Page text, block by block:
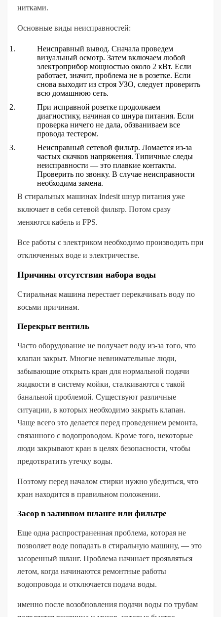
нитками.
Основные виды неисправностей:
Неисправный вывод. Сначала проведем
визуальный осмотр. Затем включаем любой
электроприбор мощностью около 2 кВт. Если
работает, значит, проблема не в розетке. Если
снова выходит из строя УЗО, следует проверить
всю домашнюю сеть.
При исправной розетке продолжаем
диагностику, начиная со шнура питания. Если
проверка ничего не дала, обзваниваем все
провода тестером.
Неисправный сетевой фильтр. Ломается из-за
частых скачков напряжения. Типичные следы
неисправности — это плавкие контакты.
Проверить по звонку. В случае неисправности
необходима замена.
В стиральных машинах Indesit шнур питания уже
включает в себя сетевой фильтр. Потом сразу
меняются кабель и FPS.
Все работы с электриком необходимо производить при
отключенных воде и электричестве.
Причины отсутствия набора воды
Стиральная машина перестает перекачивать воду по
восьми причинам.
Перекрыт вентиль
Часто оборудование не получает воду из-за того, что
клапан закрыт. Многие невнимательные люди,
забывающие открыть кран для нормальной подачи
жидкости в систему мойки, сталкиваются с такой
банальной проблемой. Существуют различные
ситуации, в которых необходимо закрыть клапан.
Чаще всего это делается перед проведением ремонта,
связанного с водопроводом. Кроме того, некоторые
люди закрывают кран в целях безопасности, чтобы
предотвратить утечку воды.
Поэтому перед началом стирки нужно убедиться, что
кран находится в правильном положении.
Засор в заливном шланге или фильтре
Еще одна распространенная проблема, которая не
позволяет воде попадать в стиральную машину, — это
засоренный шланг. Проблема начинает проявляться
летом, когда начинаются ремонтные работы
водопровода и отключается подача воды.
именно после возобновления подачи воды по трубам